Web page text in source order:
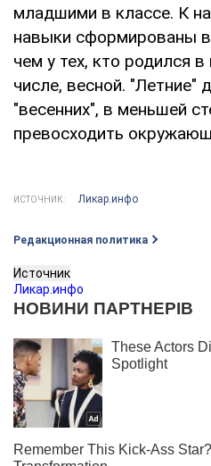
младшими в классе. К
навыки сформированы
чем у тех, кто родился
числе, весной. "Летние"
"весенних", в меньшей
превосходить
ИСТОЧНИК: Ликар.инфо
Редакционная политика
Источник
Ликар.инфо